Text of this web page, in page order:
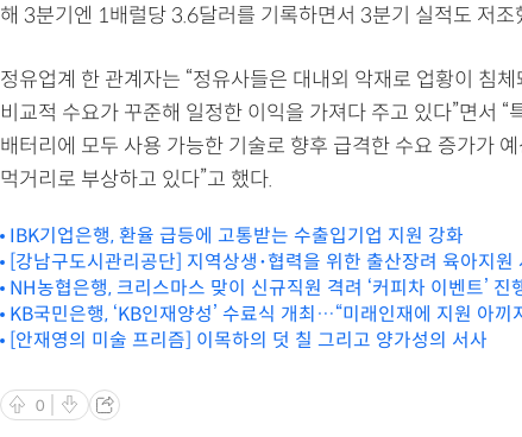
해 3분기엔 1배럴당 3.6달러를 기록하면서 3분기 실적도 저조
정유업계 한 관계자는 “정유사들은 대내외 악재로 업황이 침
비교적 수요가 꾸준해 일정한 이익을 가져다 주고 있다”면서
배터리에 모두 사용 가능한 기술로 향후 급격한 수요 증가가
먹거리로 부상하고 있다”고 했다.
IBK기업은행, 환율 급등에 고통받는 수출입기업 지원 강화
[강남구도시관리공단] 지역상생･협력을 위한 출산장려 육아지원
NH농협은행, 크리스마스 맞이 신규직원 격려 ‘커피차 이벤트’ 진
KB국민은행, ‘KB인재양성’ 수료식 개최…“미래인재에 지원 아끼
[안재영의 미술 프리즘] 이목하의 덧 칠 그리고 양가성의 서사
0